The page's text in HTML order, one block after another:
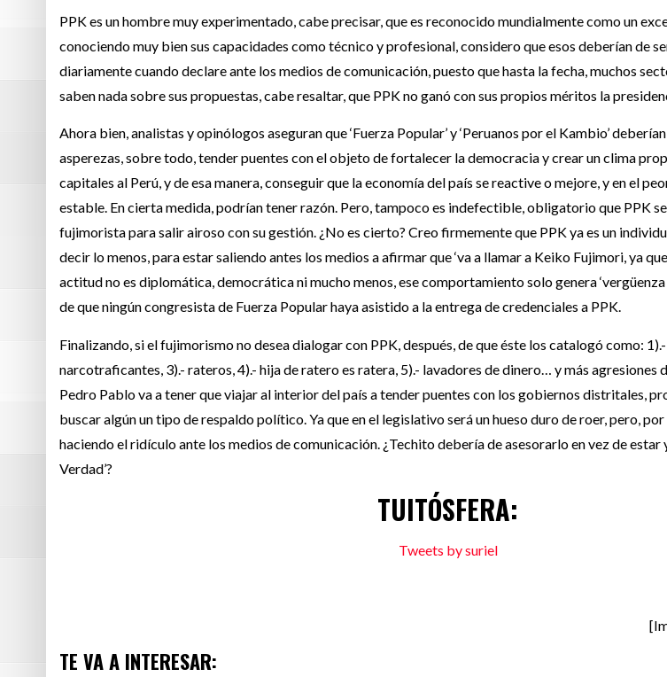
PPK es un hombre muy experimentado, cabe precisar, que es reconocido mundialmente como un
conociendo muy bien sus capacidades como técnico y profesional, considero que esos deberían de
diariamente cuando declare ante los medios de comunicación, puesto que hasta la fecha, muchos
saben nada sobre sus propuestas, cabe resaltar, que PPK no ganó con sus propios méritos la
Ahora bien, analistas y opinólogos aseguran que ‘Fuerza Popular’ y ‘Peruanos por el Kambio’
asperezas, sobre todo, tender puentes con el objeto de fortalecer la democracia y crear un clima
capitales al Perú, y de esa manera, conseguir que la economía del país se reactive o mejore, y en el
estable. En cierta medida, podrían tener razón. Pero, tampoco es indefectible, obligatorio que PPK
fujimorista para salir airoso con su gestión. ¿No es cierto? Creo firmemente que PPK ya es un
decir lo menos, para estar saliendo antes los medios a afirmar que ‘va a llamar a Keiko Fujimori, ya que
actitud no es diplomática, democrática ni mucho menos, ese comportamiento solo genera ‘vergüenza
de que ningún congresista de Fuerza Popular haya asistido a la entrega de credenciales a PPK.
Finalizando, si el fujimorismo no desea dialogar con PPK, después, de que éste los catalogó como:
narcotraficantes, 3).- rateros, 4).- hija de ratero es ratera, 5).- lavadores de dinero… y más agresiones
Pedro Pablo va a tener que viajar al interior del país a tender puentes con los gobiernos distritales,
buscar algún un tipo de respaldo político. Ya que en el legislativo será un hueso duro de roer, pero,
haciendo el ridículo ante los medios de comunicación. ¿Techito debería de asesorarlo en vez de estar
Verdad’?
TUITÓSFERA:
Tweets by suriel
TE VA A INTERESAR: